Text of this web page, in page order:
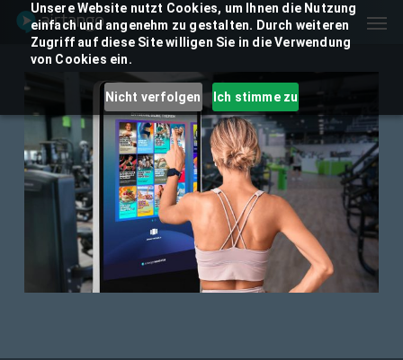
Unsere Website nutzt Cookies, um Ihnen die Nutzung
einfach und angenehm zu gestalten. Durch weiteren
Zugriff auf diese Site willigen Sie in die Verwendung
von Cookies ein.
Nicht verfolgen Ich stimme zu
Skip
content